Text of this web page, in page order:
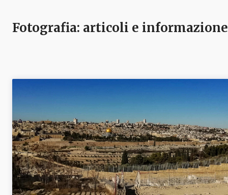
Fotografia: articoli e informazione